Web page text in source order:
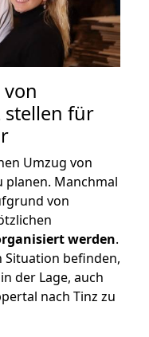
stellen für
Umzug von
planen. Manchmal
von
werden.
Situation befinden,
der Lage, auch
nach Tinz zu